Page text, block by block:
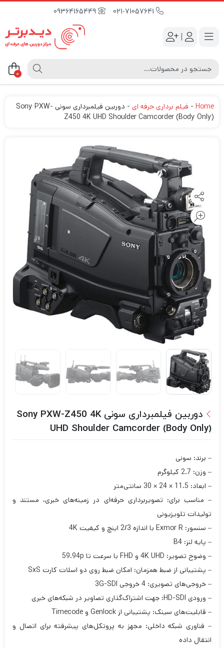
09364165449
|
0
Home
- فیلم برداری حرفه ای -
دوربین فیلمبرداری سونی Sony PXW-
Z450 4K UHD Shoulder Camcorder (Body Only)
دوربین فیلمبرداری سونی Sony PXW-Z450 4K
UHD Shoulder Camcorder (Body Only)
– برند: سونی
– وزن: 2.7 کیلوگرم
– ابعاد: 11.5 × 24 × 30 سانتی‌متر
– مناسب برای: تصویربرداری حرفه‌ای در زمینه‌های خبری، مستند و
تولیدات تلویزیونی
– سنسور: Exmor R با اندازه 2/3 اینچ و کیفیت 4K
– پایه لنز: B4
– وضوح تصویر: 4K UHD و FHD با سرعت تا 59.94p
– پشتیبانی از ضبط همزمان: امکان ضبط روی دو اسلات کارت SxS
– خروجی‌های تصویری: 4 خروجی 3G-SDI
– ورودی HD-SDI: جهت اشتراک‌گذاری تصاویر در شبکه‌های خبری
– قابلیت‌های سینک: پشتیبانی از Genlock و Timecode
– فناوری شبکه داخلی: مجهز به پروتکل‌های پیشرفته برای اتصال و
انتقال داده